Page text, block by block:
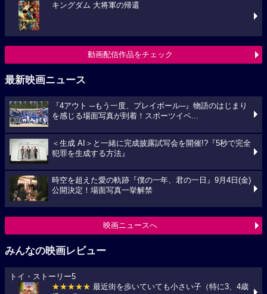
キングダム 大将軍の帰還
動画配信作品をチェック
最新映画ニュース
『4アウト ─もう一度、プレイボール─』物語のはじまり
を感じる場面写真が到着！スポーツイベ...
＜生成 AI＞と一緒に完成披露試写会を開催!?『5秒で完全
犯罪を生成する方法』
時空を超えた愛の軌跡『僕の一年、君の一日』9月4日(金)
公開決定！場面写真一挙解禁
映画ニュースへ
みんなの映画レビュー
トイ・ストーリー5
★★★★★ 最近街を歩いていても小さい子（特に3、4歳